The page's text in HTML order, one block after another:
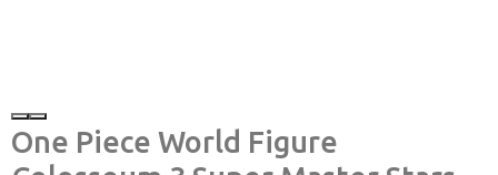
One Piece World Figure